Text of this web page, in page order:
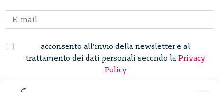
acconsento all’invio della newsletter e al
trattamento dei dati personali secondo la Privacy
Policy